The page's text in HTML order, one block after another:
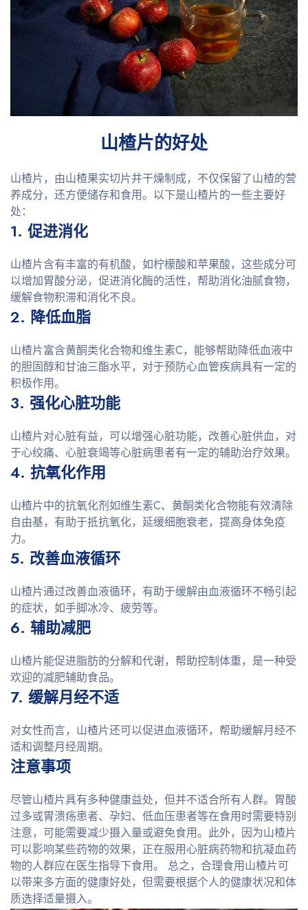
山楂片的好处
山楂片，由山楂果实切片并干燥制成，不仅保留了山楂的营
养成分，还方便储存和食用。以下是山楂片的一些主要好
处：
1. 促进消化
山楂片含有丰富的有机酸，如柠檬酸和苹果酸，这些成分可
以增加胃酸分泌，促进消化酶的活性，帮助消化油腻食物，
缓解食物积滞和消化不良。
2. 降低血脂
山楂片富含黄酮类化合物和维生素C，能够帮助降低血液中
的胆固醇和甘油三酯水平，对于预防心血管疾病具有一定的
积极作用。
3. 强化心脏功能
山楂片对心脏有益，可以增强心脏功能，改善心脏供血，对
于心绞痛、心脏衰竭等心脏病患者有一定的辅助治疗效果。
4. 抗氧化作用
山楂片中的抗氧化剂如维生素C、黄酮类化合物能有效清除
自由基，有助于抵抗氧化，延缓细胞衰老，提高身体免疫
力。
5. 改善血液循环
山楂片通过改善血液循环，有助于缓解由血液循环不畅引起
的症状，如手脚冰冷、疲劳等。
6. 辅助减肥
山楂片能促进脂肪的分解和代谢，帮助控制体重，是一种受
欢迎的减肥辅助食品。
7. 缓解月经不适
对女性而言，山楂片还可以促进血液循环，帮助缓解月经不
适和调整月经周期。
注意事项
尽管山楂片具有多种健康益处，但并不适合所有人群。胃酸
过多或胃溃疡患者、孕妇、低血压患者等在食用时需要特别
注意，可能需要减少摄入量或避免食用。此外，因为山楂片
可以影响某些药物的效果，正在服用心脏病药物和抗凝血药
物的人群应在医生指导下食用。 总之，合理食用山楂片可
以带来多方面的健康好处，但需要根据个人的健康状况和体
质选择适量摄入。